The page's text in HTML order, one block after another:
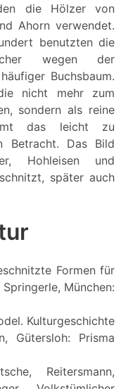
die Hölzer von
Ahorn verwendet.
benutzten die
wegen der
Buchsbaum.
nicht mehr zum
sondern als reine
das leicht zu
Betracht. Das Bild
Hohleisen und
später auch
Formen für
München:
Kulturgeschichte
Gütersloh: Prisma
Reitersmann,